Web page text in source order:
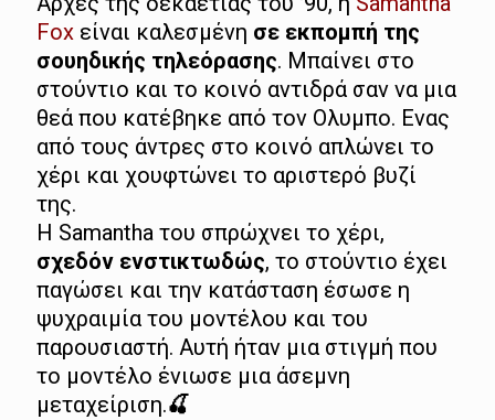
Fox είναι καλεσμένη σε εκπομπή της
σουηδικής τηλεόρασης. Μπαίνει στο
στούντιο και το κοινό αντιδρά σαν να μια
θεά που κατέβηκε από τον Ολυμπο. Ενας
από τους άντρες στο κοινό απλώνει το
χέρι και χουφτώνει το αριστερό βυζί
της.
Η Samantha του σπρώχνει το χέρι,
σχεδόν ενστικτωδώς, το στούντιο έχει
παγώσει και την κατάσταση έσωσε η
ψυχραιμία του μοντέλου και του
παρουσιαστή. Αυτή ήταν μια στιγμή που
το μοντέλο ένιωσε μια άσεμνη
μεταχείριση.🍒